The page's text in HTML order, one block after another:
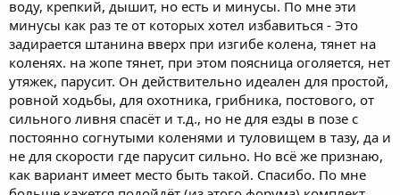
воду, крепкий, дышит, но есть и минусы. По мне эти
минусы как раз те от которых хотел избавиться - Это
задирается штанина вверх при изгибе колена, тянет на
коленях. на жопе тянет, при этом поясница оголяется, нет
утяжек, парусит. Он действительно идеален для простой,
ровной ходьбы, для охотника, грибника, постового, от
сильного ливня спасёт и т.д., но не для езды в позе с
постоянно согнутыми коленями и туловищем в тазу, да и
не для скорости где парусит сильно. Но всё же признаю,
как вариант имеет место быть такой. Спасибо. По мне